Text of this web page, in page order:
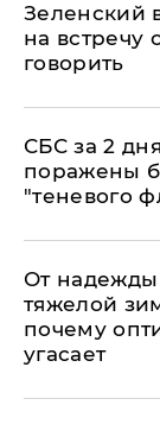
Зеленский
на встречу
говорить
СБС за 2
поражены
"теневого
От
тяжелой
почему
угасает